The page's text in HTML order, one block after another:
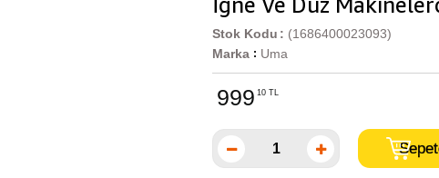
(1686400023093)
Stok Kodu
Marka : Uma
999 10 TL